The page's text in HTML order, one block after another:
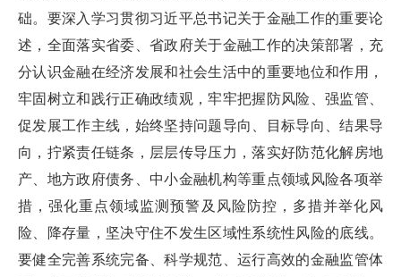
础。要深入学习贯彻习近平总书记关于金融工作的重要论
述，全面落实省委、省政府关于金融工作的决策部署，充
分认识金融在经济发展和社会生活中的重要地位和作用，
牢固树立和践行正确政绩观，牢牢把握防风险、强监管、
促发展工作主线，始终坚持问题导向、目标导向、结果导
向，拧紧责任链条，层层传导压力，落实好防范化解房地
产、地方政府债务、中小金融机构等重点领域风险各项举
措，强化重点领域监测预警及风险防控，多措并举化风
险、降存量，坚决守住不发生区域性系统性风险的底线。
要健全完善系统完备、科学规范、运行高效的金融监管体